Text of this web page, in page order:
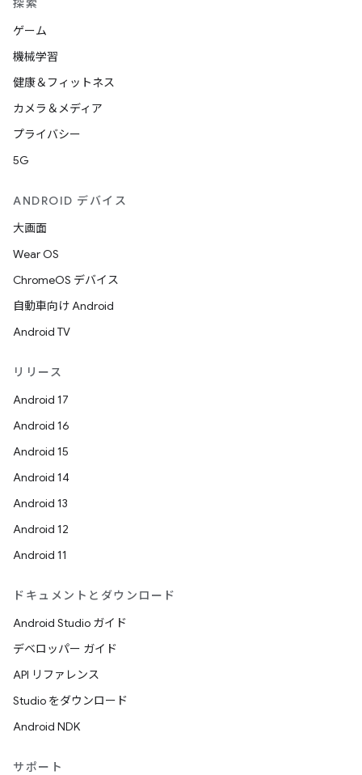
探索
ゲーム
機械学習
健康＆フィットネス
カメラ＆メディア
プライバシー
5G
ANDROID デバイス
大画面
Wear OS
ChromeOS デバイス
自動車向け Android
Android TV
リリース
Android 17
Android 16
Android 15
Android 14
Android 13
Android 12
Android 11
ドキュメントとダウンロード
Android Studio ガイド
デベロッパー ガイド
API リファレンス
Studio をダウンロード
Android NDK
サポート